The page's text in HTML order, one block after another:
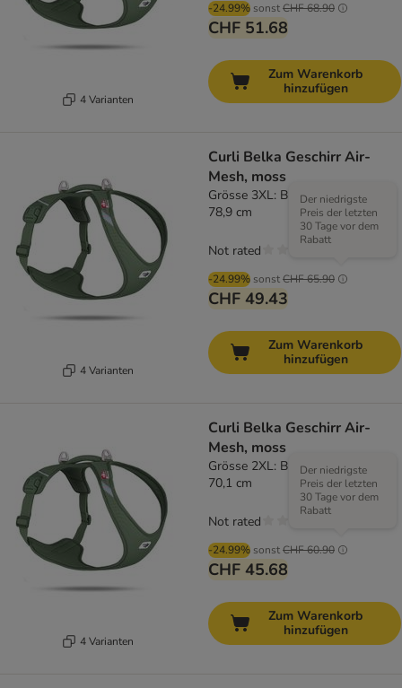
4 Varianten
-24.99% sonstCHF 68.90
CHF 51.68
Zum Warenkorb
hinzufügen
4 Varianten
Curli Belka Geschirr Air-
Mesh, moss
Grösse 3XL: Brustumfang 70,2 –
78,9 cm
-24.99% sonstCHF 65.90
Der niedrigste
Preis der letzten
30 Tage vor dem
Rabatt
CHF 49.43
Not rated
Zum Warenkorb
hinzufügen
4 Varianten
Curli Belka Geschirr Air-
Mesh, moss
Grösse 2XL: Brustumfang 62,8 –
70,1 cm
-24.99% sonstCHF 60.90
Der niedrigste
Preis der letzten
30 Tage vor dem
Rabatt
CHF 45.68
Not rated
Zum Warenkorb
hinzufügen